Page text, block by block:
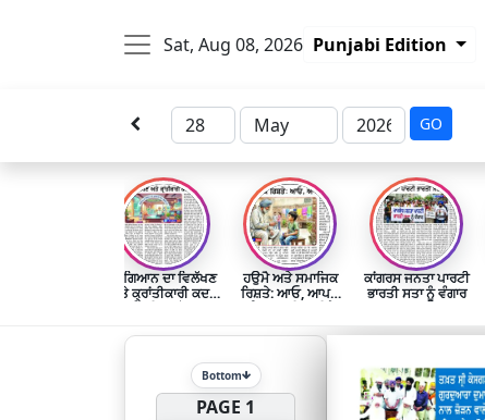
Sat, Aug 08, 2026 Punjabi Edition
GO
ਵਿਗਿਆਨ ਦਾ ਵਿਲੱਖਣ
ਅਤੇ ਕ੍ਰਾਂਤੀਕਾਰੀ ਕਦਮ
ਹਉਮੈ ਅਤੇ ਸਮਾਜਿਕ
ਰਿਸ਼ਤੇ: ਆਓ, ਆਪਣੇ
ਕਾਂਗਰਸ ਜਨਤਾ ਪਾਰਟੀ
ਭਾਰਤੀ ਸਤਾ ਨੂੰ ਵੰਗਾਰ
Bottom
PAGE 1